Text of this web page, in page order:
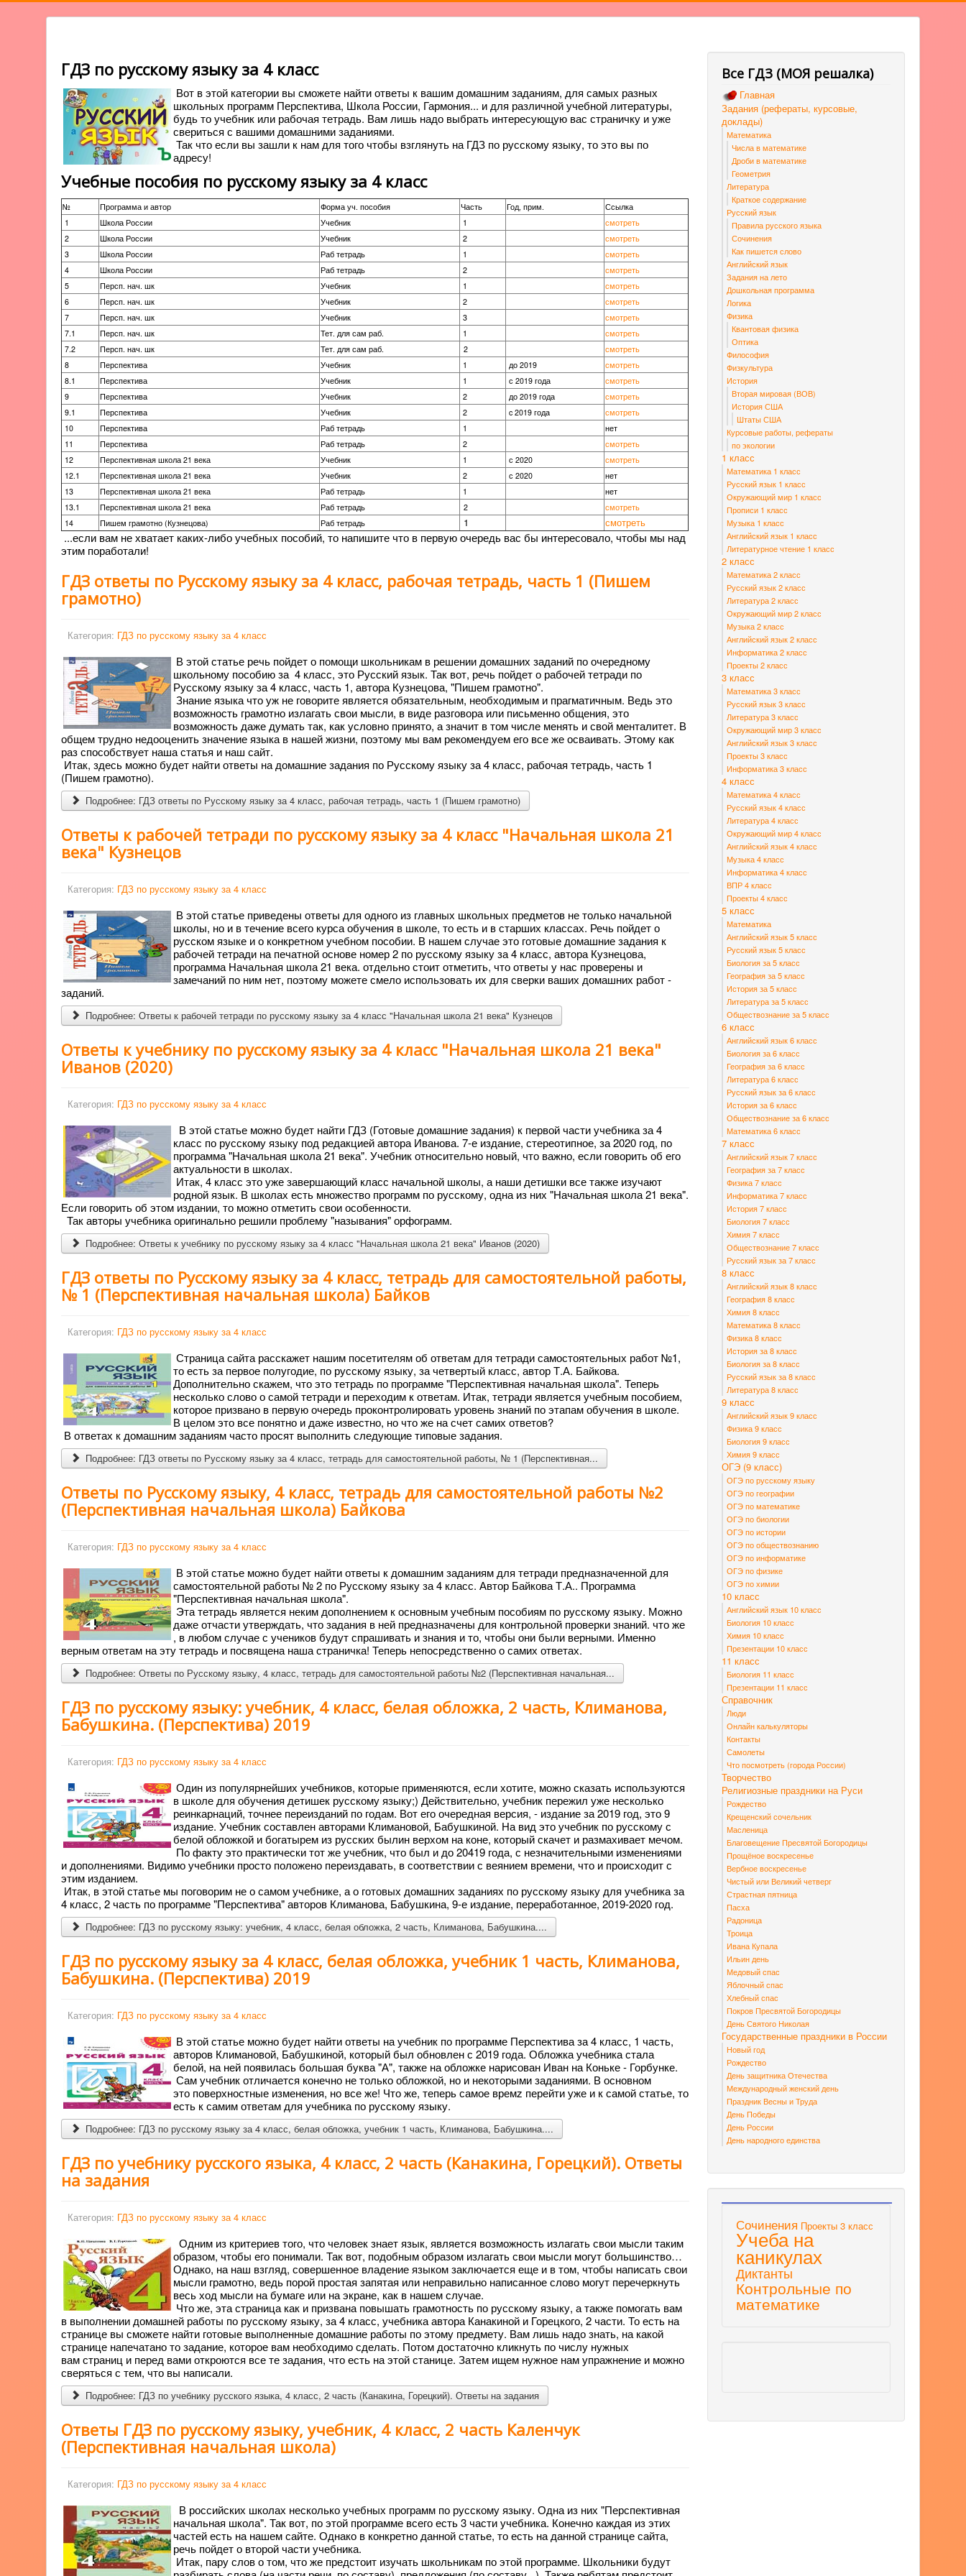
ГДЗ по русскому языку за 4 класс
Вот в этой категории вы сможете найти ответы к вашим домашним заданиям, для самых разных
школьных программ Перспектива, Школа России, Гармония... и для различной учебной литературы,
будь то учебник или рабочая тетрадь. Вам лишь надо выбрать интересующую вас страничку и уже
свериться с вашими домашними заданиями.
Так что если вы зашли к нам для того чтобы взглянуть на ГДЗ по русскому языку, то это вы по
адресу!
Учебные пособия по русскому языку за 4 класс
№ Программа и автор Форма уч. пособия Часть Год, прим.
Ссылка
1
Школа России Учебник 1
смотреть
2
Школа России Учебник 2
смотреть
3
Школа России Раб тетрадь 1
смотреть
4
Школа России Раб тетрадь 2
смотреть
5
Персп. нач. шк Учебник 1
смотреть
6
Персп. нач. шк Учебник 2
смотреть
7
Персп. нач. шк Учебник 3
смотреть
7.1
Персп. нач. шк Тет. для сам раб. 1
смотреть
7.2
Персп. нач. шк Тет. для сам раб. 2
смотреть
8
Перспектива Учебник 1 до 2019
смотреть
8.1
Перспектива Учебник 1 с 2019 года
смотреть
9
Перспектива Учебник 2 до 2019 года
смотреть
9.1
Перспектива Учебник 2 c 2019 года
смотреть
10
Перспектива Раб тетрадь 1
нет
11
Перспектива Раб тетрадь 2
смотреть
12
Перспективная школа 21 века Учебник 1 с 2020
смотреть
12.1
Перспективная школа 21 века Учебник 2 с 2020
нет
13
Перспективная школа 21 века Раб тетрадь 1
нет
13.1
Перспективная школа 21 века Раб тетрадь 2
смотреть
14
Пишем грамотно (Кузнецова) Раб тетрадь 1 смотреть
...если вам не хватает каких-либо учебных пособий, то напишите что в первую очередь вас бы интересовало, чтобы мы над
этим поработали!
ГДЗ ответы по Русскому языку за 4 класс, рабочая тетрадь, часть 1 (Пишем
грамотно)
Категория: ГДЗ по русскому языку за 4 класс
В этой статье речь пойдет о помощи школьникам в решении домашних заданий по очередному
школьному пособию за 4 класс, это Русский язык. Так вот, речь пойдет о рабочей тетради по
Русскому языку за 4 класс, часть 1, автора Кузнецова, "Пишем грамотно".
Знание языка что уж не говорите является обязательным, необходимым и прагматичным. Ведь это
возможность грамотно излагать свои мысли, в виде разговора или письменно общения, это
возможность даже думать так, как условно принято, а значит в том числе менять и свой менталитет. В
общем трудно недооценить значение языка в нашей жизни, поэтому мы вам рекомендуем его все же осваивать. Этому как
раз способствует наша статья и наш сайт.
Итак, здесь можно будет найти ответы на домашние задания по Русскому языку за 4 класс, рабочая тетрадь, часть 1
(Пишем грамотно).
Подробнее: ГДЗ ответы по Русскому языку за 4 класс, рабочая тетрадь, часть 1 (Пишем грамотно)
Ответы к рабочей тетради по русскому языку за 4 класс "Начальная школа 21
века" Кузнецов
Категория: ГДЗ по русскому языку за 4 класс
В этой статье приведены ответы для одного из главных школьных предметов не только начальной
школы, но и в течение всего курса обучения в школе, то есть и в старших классах. Речь пойдет о
русском языке и о конкретном учебном пособии. В нашем случае это готовые домашние задания к
рабочей тетради на печатной основе номер 2 по русскому языку за 4 класс, автора Кузнецова,
программа Начальная школа 21 века. отдельно стоит отметить, что ответы у нас проверены и
замечаний по ним нет, поэтому можете смело использовать их для сверки ваших домашних работ -
заданий.
Подробнее: Ответы к рабочей тетради по русскому языку за 4 класс "Начальная школа 21 века" Кузнецов
Ответы к учебнику по русскому языку за 4 класс "Начальная школа 21 века"
Иванов (2020)
Категория: ГДЗ по русскому языку за 4 класс
В этой статье можно будет найти ГДЗ (Готовые домашние задания) к первой части учебника за 4
класс по русскому языку под редакцией автора Иванова. 7-е издание, стереотипное, за 2020 год, по
программа "Начальная школа 21 века". Учебник относительно новый, что важно, если говорить об его
актуальности в школах.
Итак, 4 класс это уже завершающий класс начальной школы, а наши детишки все также изучают
родной язык. В школах есть множество программ по русскому, одна из них "Начальная школа 21 века".
Если говорить об этом издании, то можно отметить свои особенности.
Так авторы учебника оригинально решили проблему "называния" орфограмм.
Подробнее: Ответы к учебнику по русскому языку за 4 класс "Начальная школа 21 века" Иванов (2020)
ГДЗ ответы по Русскому языку за 4 класс, тетрадь для самостоятельной работы,
№ 1 (Перспективная начальная школа) Байков
Категория: ГДЗ по русскому языку за 4 класс
Страница сайта расскажет нашим посетителям об ответам для тетради самостоятельных работ №1,
то есть за первое полугодие, по русскому языку, за четвертый класс, автор Т.А. Байкова.
Дополнительно скажем, что это тетрадь по программе "Перспективная начальная школа". Теперь
несколько слово о самой тетради и переходим к ответам. Итак, тетради является учебным пособием,
которое призвано в первую очередь проконтролировать уровень знаний по этапам обучения в школе.
В целом это все понятно и даже известно, но что же на счет самих ответов?
В ответах к домашним заданиям часто просят выполнить следующие типовые задания.
Подробнее: ГДЗ ответы по Русскому языку за 4 класс, тетрадь для самостоятельной работы, № 1 (Перспективная...
Ответы по Русскому языку, 4 класс, тетрадь для самостоятельной работы №2
(Перспективная начальная школа) Байкова
Категория: ГДЗ по русскому языку за 4 класс
В этой статье можно будет найти ответы к домашним заданиям для тетради предназначенной для
самостоятельной работы № 2 по Русскому языку за 4 класс. Автор Байкова Т.А.. Программа
"Перспективная начальная школа".
Эта тетрадь является неким дополнением к основным учебным пособиям по русскому языку. Можно
даже отчасти утверждать, что задания в ней предназначены для контрольной проверки знаний. что же
, в любом случае с учеников будут спрашивать и знания и то, чтобы они были верными. Именно
верным ответам на эту тетрадь и посвящена наша страничка! Теперь непосредственно о самих ответах.
Подробнее: Ответы по Русскому языку, 4 класс, тетрадь для самостоятельной работы №2 (Перспективная начальная...
ГДЗ по русскому языку: учебник, 4 класс, белая обложка, 2 часть, Климанова,
Бабушкина. (Перспектива) 2019
Категория: ГДЗ по русскому языку за 4 класс
Один из популярнейших учебников, которые применяются, если хотите, можно сказать используются
в школе для обучения детишек русскому языку;) Действительно, учебник пережил уже несколько
реинкарнаций, точнее переизданий по годам. Вот его очередная версия, - издание за 2019 год, это 9
издание. Учебник составлен авторами Климановой, Бабушкиной. На вид это учебник по русскому с
белой обложкой и богатырем из русских былин верхом на коне, который скачет и размахивает мечом.
По факту это практически тот же учебник, что был и до 20419 года, с незначительными изменениями
и дополнениями. Видимо учебники просто положено переиздавать, в соответствии с веянием времени, что и происходит с
этим изданием.
Итак, в этой статье мы поговорим не о самом учебнике, а о готовых домашних заданиях по русскому языку для учебника за
4 класс, 2 часть по программе "Перспектива" авторов Климанова, Бабушкина, 9-е издание, переработанное, 2019-2020 год.
Подробнее: ГДЗ по русскому языку: учебник, 4 класс, белая обложка, 2 часть, Климанова, Бабушкина....
ГДЗ по русскому языку за 4 класс, белая обложка, учебник 1 часть, Климанова,
Бабушкина. (Перспектива) 2019
Категория: ГДЗ по русскому языку за 4 класс
В этой статье можно будет найти ответы на учебник по программе Перспектива за 4 класс, 1 часть,
авторов Климановой, Бабушкиной, который был обновлен с 2019 года. Обложка учебника стала
белой, на ней появилась большая буква "А", также на обложке нарисован Иван на Коньке - Горбунке.
Сам учебник отличается конечно не только обложкой, но и некоторыми заданиями. В основном
это поверхностные изменения, но все же! Что же, теперь самое времz перейти уже и к самой статье, то
есть к самим ответам для учебника по русскому языку.
Подробнее: ГДЗ по русскому языку за 4 класс, белая обложка, учебник 1 часть, Климанова, Бабушкина....
ГДЗ по учебнику русского языка, 4 класс, 2 часть (Канакина, Горецкий). Ответы
на задания
Категория: ГДЗ по русскому языку за 4 класс
Одним из критериев того, что человек знает язык, является возможность излагать свои мысли таким
образом, чтобы его понимали. Так вот, подобным образом излагать свои мысли могут большинство…
Однако, на наш взгляд, совершенное владение языком заключается еще и в том, чтобы написать свои
мысли грамотно, ведь порой простая запятая или неправильно написанное слово могут перечеркнуть
весь ход мысли на бумаге или на экране, как в нашем случае.
Что же, эта страница как и призвана повышать грамотность по русскому языку, а также помогать вам
в выполнении домашней работы по русскому языку, за 4 класс, учебника автора Канакиной и Горецкого, 2 части. То есть на
странице вы сможете найти готовые выполненные домашние работы по этому предмету. Вам лишь надо знать, на какой
странице напечатано то задание, которое вам необходимо сделать. Потом достаточно кликнуть по числу нужных
вам страниц и перед вами откроются все те задания, что есть на этой станице. Затем ищем нужное нам упражнение и можно
сверяться с тем, что вы написали.
Подробнее: ГДЗ по учебнику русского языка, 4 класс, 2 часть (Канакина, Горецкий). Ответы на задания
Ответы ГДЗ по русскому языку, учебник, 4 класс, 2 часть Каленчук
(Перспективная начальная школа)
Категория: ГДЗ по русскому языку за 4 класс
В российских школах несколько учебных программ по русскому языку. Одна из них "Перспективная
начальная школа". Так вот, по этой программе всего есть 3 части учебника. Конечно каждая из этих
частей есть на нашем сайте. Однако в конкретно данной статье, то есть на данной странице сайта,
речь пойдет о второй части учебника.
Итак, пару слов о том, что же предстоит изучать школьникам по этой программе. Школьники будут
Все ГДЗ (МОЯ решалка)
Главная
Задания (рефераты, курсовые,
доклады)
Математика
Числа в математике
Дроби в математике
Геометрия
Литература
Краткое содержание
Русский язык
Правила русского языка
Сочинения
Как пишется слово
Английский язык
Задания на лето
Дошкольная программа
Логика
Физика
Квантовая физика
Оптика
Философия
Физкультура
История
Вторая мировая (ВОВ)
История США
Штаты США
Курсовые работы, рефераты
по экологии
1 класс
Математика 1 класс
Русский язык 1 класс
Окружающий мир 1 класс
Прописи 1 класс
Музыка 1 класс
Английский язык 1 класс
Литературное чтение 1 класс
2 класс
Математика 2 класс
Русский язык 2 класс
Литература 2 класс
Окружающий мир 2 класс
Музыка 2 класс
Английский язык 2 класс
Информатика 2 класс
Проекты 2 класс
3 класс
Математика 3 класс
Русский язык 3 класс
Литература 3 класс
Окружающий мир 3 класс
Английский язык 3 класс
Проекты 3 класс
Информатика 3 класс
4 класс
Математика 4 класс
Русский язык 4 класс
Литература 4 класс
Окружающий мир 4 класс
Английский язык 4 класс
Музыка 4 класс
Информатика 4 класс
ВПР 4 класс
Проекты 4 класс
5 класс
Математика
Английский язык 5 класс
Русский язык 5 класс
Биология за 5 класс
География за 5 класс
История за 5 класс
Литература за 5 класс
Обществознание за 5 класс
6 класс
Английский язык 6 класс
Биология за 6 класс
География за 6 класс
Литература 6 класс
Русский язык за 6 класс
История за 6 класс
Обществознание за 6 класс
Математика 6 класс
7 класс
Английский язык 7 класс
География за 7 класс
Физика 7 класс
Информатика 7 класс
История 7 класс
Биология 7 класс
Химия 7 класс
Обществознание 7 класс
Русский язык за 7 класс
8 класс
Английский язык 8 класс
География 8 класс
Химия 8 класс
Математика 8 класс
Физика 8 класс
История за 8 класс
Биология за 8 класс
Русский язык за 8 класс
Литература 8 класс
9 класс
Английский язык 9 класс
Физика 9 класс
Биология 9 класс
Химия 9 класс
ОГЭ (9 класс)
ОГЭ по русскому языку
ОГЭ по географии
ОГЭ по математике
ОГЭ по биологии
ОГЭ по истории
ОГЭ по обществознанию
ОГЭ по информатике
ОГЭ по физике
ОГЭ по химии
10 класс
Английский язык 10 класс
Биология 10 класс
Химия 10 класс
Презентации 10 класс
11 класс
Биология 11 класс
Презентации 11 класс
Справочник
Люди
Онлайн калькуляторы
Контакты
Самолеты
Что посмотреть (города России)
Творчество
Религиозные праздники на Руси
Рождество
Крещенский сочельник
Масленица
Благовещение Пресвятой Богородицы
Прощёное воскресенье
Вербное воскресенье
Чистый или Великий четверг
Страстная пятница
Пасха
Радоница
Троица
Ивана Купала
Ильин день
Медовый спас
Яблочный спас
Хлебный спас
Покров Пресвятой Богородицы
День Святого Николая
Государственные праздники в России
Новый год
Рождество
День защитника Отечества
Международный женский день
Праздник Весны и Труда
День Победы
День России
День народного единства
Сочинения Проекты 3 класс
Учеба на
каникулах
Диктанты
Контрольные по
математике